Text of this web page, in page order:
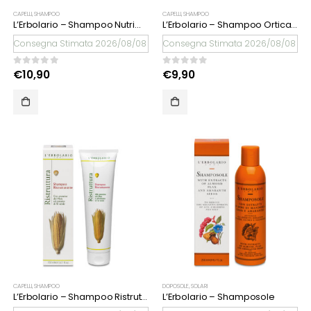
CAPELLI,SHAMPOO
L’Erbolario – Shampoo Nutrimento Intenso Effetto Reale
Consegna Stimata 2026/08/08
0Su 5
€10,90
CAPELLI,SHAMPOO
L’Erbolario – Shampoo Ortica Dioica
Consegna Stimata 2026/08/08
0Su 5
€9,90
CAPELLI,SHAMPOO
L’Erbolario – Shampoo Ristrutturante
DOPOSOLE,SOLARI
L’Erbolario – Shamposole